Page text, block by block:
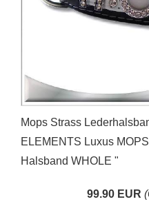
Mops Strass
ELEMENTS Luxus
Halsband WHOLE "
99.90 EUR